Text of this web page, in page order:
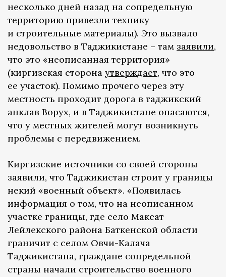
несколько дней назад на сопредельную
территорию привезли технику
и строительные материалы). Это вызвало
недовольство в Таджикистане – там заявили,
что это «неописанная территория»
(киргизская сторона утверждает, что это
ее участок). Помимо прочего через эту
местность проходит дорога в таджикский
анклав Ворух, и в Таджикистане опасаются,
что у местных жителей могут возникнуть
проблемы с передвижением.
Киргизские источники со своей стороны
заявили, что Таджикистан строит у границы
некий «военный объект». «Появилась
информация о том, что на неописанном
участке границы, где село Максат
Лейлекского района Баткенской области
граничит с селом Овчи-Калача
Таджикистана, граждане сопредельной
страны начали строительство военного